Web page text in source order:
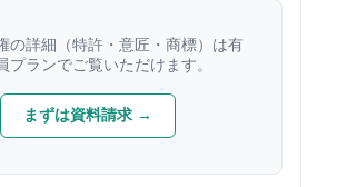
の詳細（特許・意匠・商標）は有
プランでご覧いただけます。
まずは資料請求 →